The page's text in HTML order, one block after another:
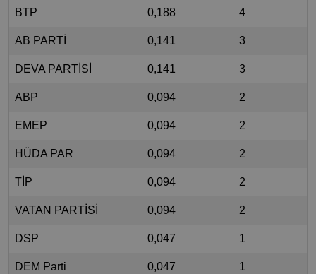
BTP 0,188 4
AB PARTİ 0,141 3
DEVA PARTİSİ 0,141 3
ABP 0,094 2
EMEP 0,094 2
HÜDA PAR 0,094 2
TİP 0,094 2
VATAN PARTİSİ 0,094 2
DSP 0,047 1
DEM Parti 0,047 1